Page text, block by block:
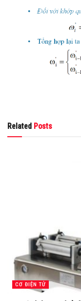
Related Posts
CƠ ĐIỆN TỬ